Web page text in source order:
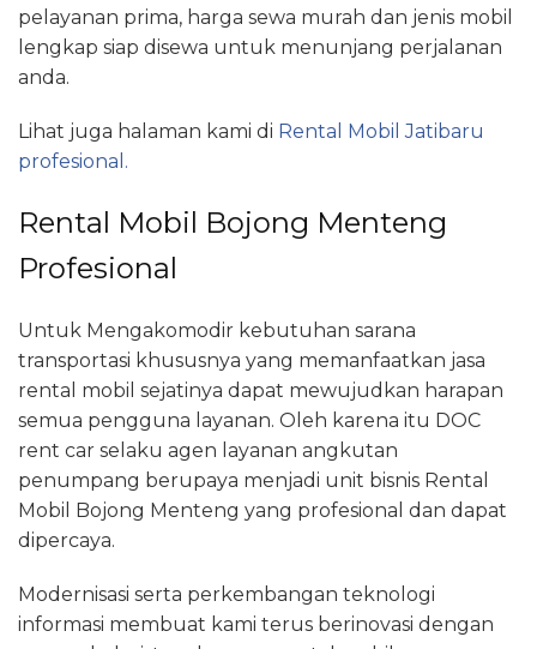
pelayanan prima, harga sewa murah dan jenis mobil
lengkap siap disewa untuk menunjang perjalanan
anda.
Lihat juga halaman kami di Rental Mobil Jatibaru
profesional.
Rental Mobil Bojong Menteng
Profesional
Untuk Mengakomodir kebutuhan sarana
transportasi khususnya yang memanfaatkan jasa
rental mobil sejatinya dapat mewujudkan harapan
semua pengguna layanan. Oleh karena itu DOC
rent car selaku agen layanan angkutan
penumpang berupaya menjadi unit bisnis Rental
Mobil Bojong Menteng yang profesional dan dapat
dipercaya.
Modernisasi serta perkembangan teknologi
informasi membuat kami terus berinovasi dengan